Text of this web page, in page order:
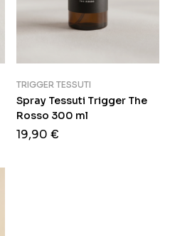
TRIGGER TESSUTI
Spray Tessuti Trigger The
Rosso 300 ml
19,90 €